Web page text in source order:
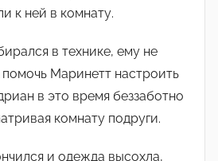
к ней в комнату.
в технике, ему не
Маринетт настроить
в это время беззаботно
комнату подруги.
и одежда высохла,